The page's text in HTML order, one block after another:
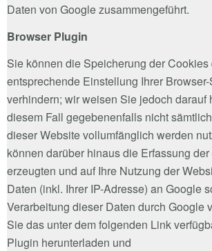
Daten von Google zusammengeführt.
Browser Plugin
Sie können die Speicherung der
entsprechende Einstellung Ihrer
verhindern; wir weisen Sie jedoch darauf
diesem Fall gegebenenfalls nicht
dieser Website vollumfänglich werden
können darüber hinaus die Erfassung
erzeugten und auf Ihre Nutzung der
Daten (inkl. Ihrer IP-Adresse) an Google
Verarbeitung dieser Daten durch Google
Sie das unter dem folgenden Link
Plugin herunterladen und